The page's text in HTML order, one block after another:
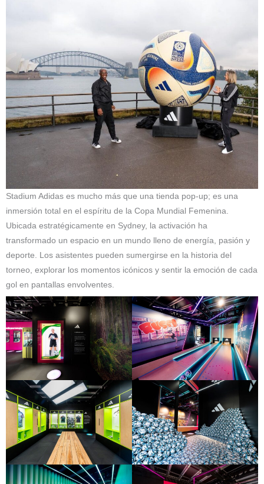
Stadium Adidas es mucho más que una tienda pop-up; es una
inmersión total en el espíritu de la Copa Mundial Femenina.
Ubicada estratégicamente en Sydney, la activación ha
transformado un espacio en un mundo lleno de energía, pasión y
deporte. Los asistentes pueden sumergirse en la historia del
torneo, explorar los momentos icónicos y sentir la emoción de cada
gol en pantallas envolventes.